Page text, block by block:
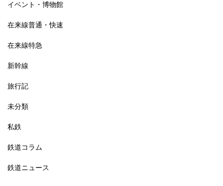
イベント・博物館
在来線普通・快速
在来線特急
新幹線
旅行記
未分類
私鉄
鉄道コラム
鉄道ニュース